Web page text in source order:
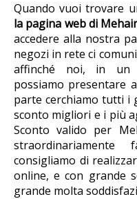
Quando vuoi trovare
la pagina web di
accedere alla nostra
negozi in rete ci
affinché noi, in un
possiamo presentare
parte cerchiamo tutti i
sconto migliori e i più
Sconto valido per
consigliamo di
online, e con grande
grande molta